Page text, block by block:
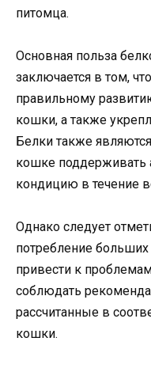
питомца.
Основная польза
заключается в том,
правильному
кошки, а также
Белки также
кошке поддерживать
кондицию в течение
Однако следует
потребление
привести к
соблюдать
рассчитанные в
кошки.